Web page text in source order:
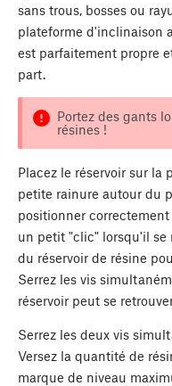
sans trous, bosses ou
plateforme d'inclinaison
est parfaitement propre
part.
Portez des gants
résines !
Placez le réservoir sur la
petite rainure autour du
positionner correctement
un petit "clic" lorsqu'il se
du réservoir de résine
Serrez les vis
réservoir peut se
Serrez les deux vis
Versez la quantité de
marque de niveau